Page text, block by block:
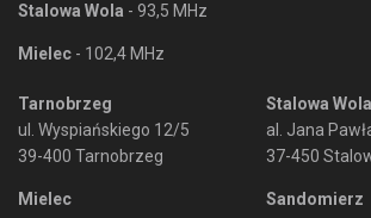
Stalowa Wola - 93,5 MHz
Mielec - 102,4 MHz
Tarnobrzeg
ul. Wyspiańskiego 12/5
39-400 Tarnobrzeg
Mielec
Stalowa Wola
al. Jana
37-450
Sandomierz